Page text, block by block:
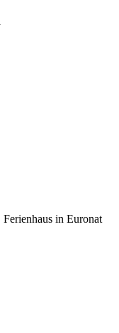
Ferienhaus in Euronat